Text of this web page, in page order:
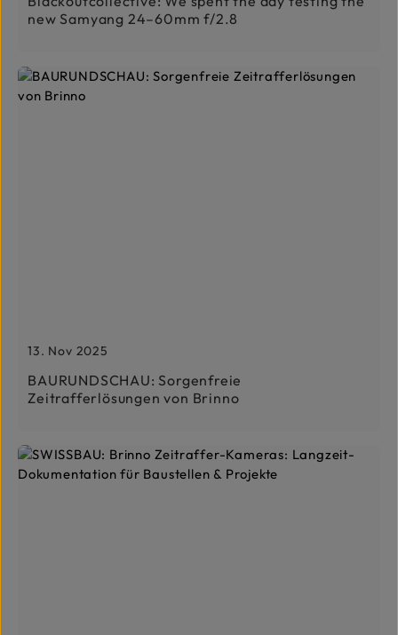
new Samyang 24–60mm f/2.8
13. Nov 2025
BAURUNDSCHAU: Sorgenfreie
Zeitrafferlösungen von Brinno